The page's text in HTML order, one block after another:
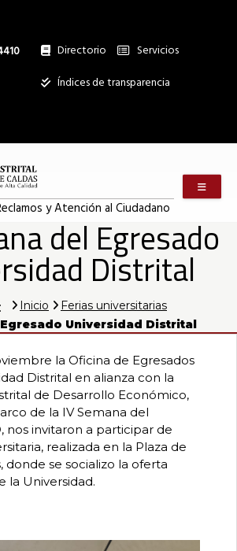
Directorio
Institucional
Servicios
Índices de transparencia
y Atención al Ciudadano
del Egresado
Distrital
Inicio
Ferias universitarias
Egresado Universidad Distrital
la Oficina de Egresados
Distrital en alianza con la
de Desarrollo Económico,
de la IV Semana del
nos invitaron a participar de
realizada en la Plaza de
donde se socializo la oferta
la Universidad.